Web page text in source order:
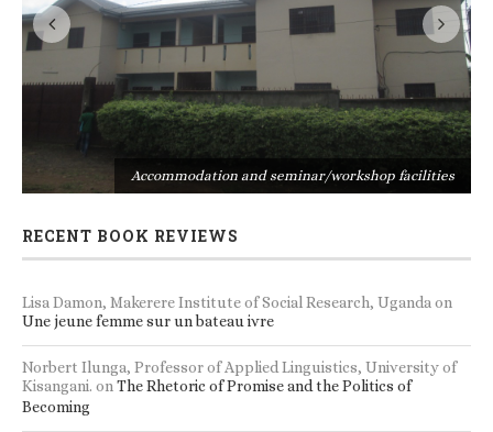
Accommodation and seminar/workshop facilities
RECENT BOOK REVIEWS
Lisa Damon, Makerere Institute of Social Research, Ugandaon
Une jeune femme sur un bateau ivre
Norbert Ilunga, Professor of Applied Linguistics, University of
Kisangani. onThe Rhetoric of Promise and the Politics of
Becoming